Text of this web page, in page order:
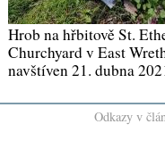
Hrob na hřbitově St.
Churchyard v East
navštíven 21. dubna
Odkazy v